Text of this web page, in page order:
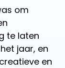
om
te laten
jaar, en
en